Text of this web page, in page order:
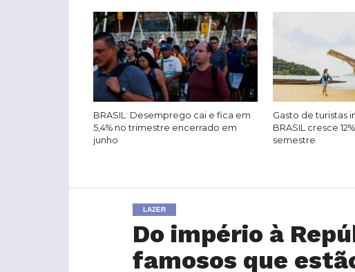
BRASIL: Desemprego cai e fica em
5,4% no trimestre encerrado em
junho
Gasto de turistas
BRASIL cresce
semestre
LAZER
Do império à
famosos que